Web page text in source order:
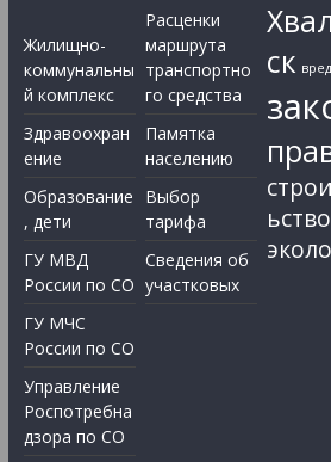
Жилищно-
коммунальны
й комплекс
Здравоохран
ение
Образование
, дети
ГУ МВД
России по СО
ГУ МЧС
России по СО
Управление
Роспотребна
дзора по СО
Расценки
маршрута
транспортно
го средства
Памятка
населению
Выбор
тарифа
Сведения об
участковых
ск вред
ьство